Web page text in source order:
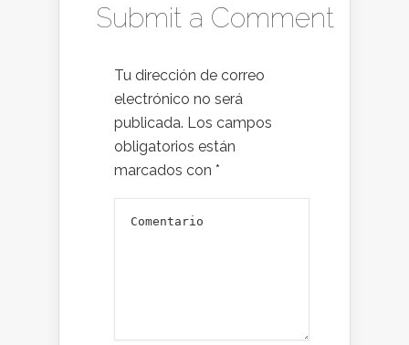
Submit a Comment
Tu dirección de correo
electrónico no será
publicada. Los campos
obligatorios están
marcados con *